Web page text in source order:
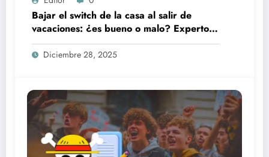
Bajar el switch de la casa al salir de
vacaciones: ¿es bueno o malo? Expertos
responden
Diciembre 28, 2025